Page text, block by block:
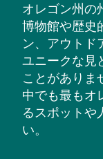
オレゴン州の
博物館や歴史
ン、アウトド
ユニークな見
ことがありま
中でも最もオ
るスポットや
い。